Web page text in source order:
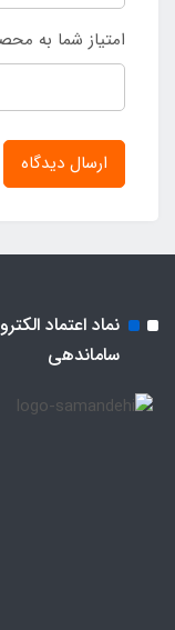
امتیاز شما به
ارسال دیدگاه
نماد اعتماد
ساماندهی